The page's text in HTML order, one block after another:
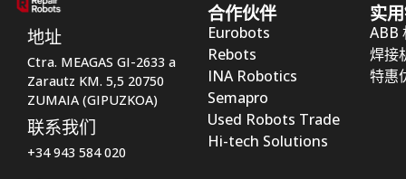
地址
Ctra. MEAGAS GI-2633 a
Zarautz KM. 5,5 20750
ZUMAIA (GIPUZKOA)
联系我们
+34 943 584 020
合作伙伴
Eurobots
Rebots
INA Robotics
Semapro
Used Robots Trade
Hi-tech Solutions
实
ABB
焊接
特惠